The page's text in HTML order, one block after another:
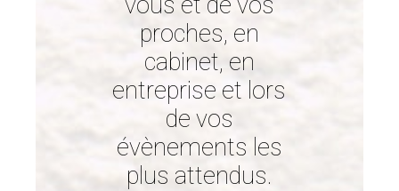
proches, en
cabinet, en
entreprise et lors
de vos
évènements les
plus attendus.